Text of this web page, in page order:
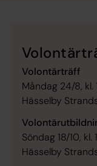
Volontärträff
Måndag 24/8, kl.
Hässelby
Söndag 18/10, kl.
Hässelby